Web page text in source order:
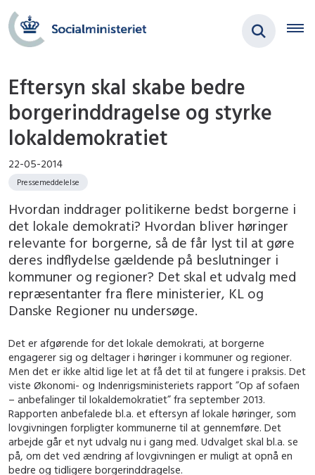
Eftersyn skal skabe bedre
borgerinddragelse og styrke
lokaldemokratiet
22-05-2014
Pressemeddelelse
Hvordan inddrager politikerne bedst borgerne i
det lokale demokrati? Hvordan bliver høringer
relevante for borgerne, så de får lyst til at gøre
deres indflydelse gældende på beslutninger i
kommuner og regioner? Det skal et udvalg med
repræsentanter fra flere ministerier, KL og
Danske Regioner nu undersøge.
Det er afgørende for det lokale demokrati, at borgerne
engagerer sig og deltager i høringer i kommuner og regioner.
Men det er ikke altid lige let at få det til at fungere i praksis. Det
viste Økonomi- og Indenrigsministeriets rapport ”Op af sofaen
– anbefalinger til lokaldemokratiet” fra september 2013.
Rapporten anbefalede bl.a. et eftersyn af lokale høringer, som
lovgivningen forpligter kommunerne til at gennemføre. Det
arbejde går et nyt udvalg nu i gang med. Udvalget skal bl.a. se
på, om det ved ændring af lovgivningen er muligt at opnå en
bedre og tidligere borgerinddragelse.